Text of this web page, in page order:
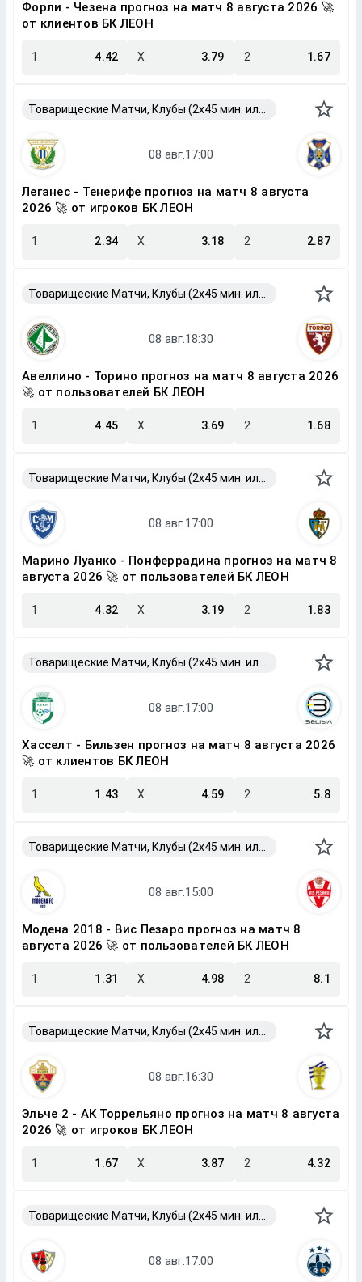
Форли - Чезена прогноз на матч 8 августа 2026 🚀
от клиентов БК ЛЕОН
1 4.42 X 3.79 2 1.67
Леганес - Тенерифе прогноз на матч 8 августа
2026 🚀 от игроков БК ЛЕОН
1 2.34 X 3.18 2 2.87
Авеллино - Торино прогноз на матч 8 августа 2026
🚀 от пользователей БК ЛЕОН
1 4.45 X 3.69 2 1.68
Марино Луанко - Понферрадина прогноз на матч 8
августа 2026 🚀 от пользователей БК ЛЕОН
1 4.32 X 3.19 2 1.83
Хасселт - Бильзен прогноз на матч 8 августа 2026
🚀 от клиентов БК ЛЕОН
1 1.43 X 4.59 2 5.8
Модена 2018 - Вис Пезаро прогноз на матч 8
августа 2026 🚀 от пользователей БК ЛЕОН
1 1.31 X 4.98 2 8.1
Эльче 2 - АК Торрельяно прогноз на матч 8 августа
2026 🚀 от игроков БК ЛЕОН
1 1.67 X 3.87 2 4.32